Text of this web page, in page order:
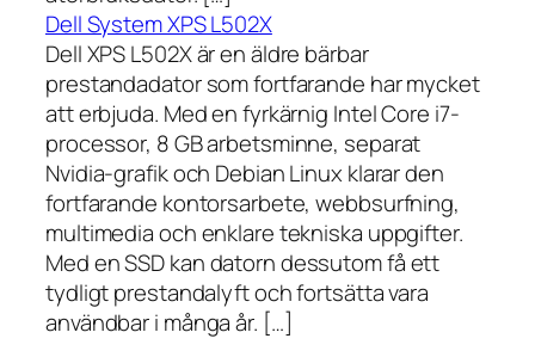
Dell System XPS L502X
Dell XPS L502X är en äldre bärbar
prestandadator som fortfarande har mycket
att erbjuda. Med en fyrkärnig Intel Core i7-
processor, 8 GB arbetsminne, separat
Nvidia-grafik och Debian Linux klarar den
fortfarande kontorsarbete, webbsurfning,
multimedia och enklare tekniska uppgifter.
Med en SSD kan datorn dessutom få ett
tydligt prestandalyft och fortsätta vara
användbar i många år. […]